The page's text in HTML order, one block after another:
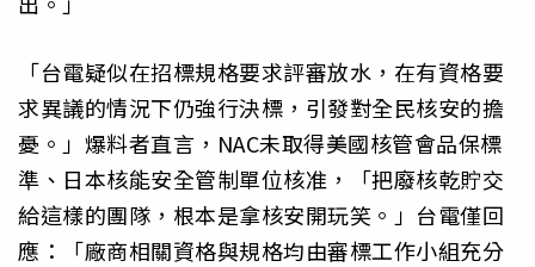
「台電疑似在招標規格要求評審放水，在有資格要
求異議的情況下仍強行決標，引發對全民核安的擔
憂。」爆料者直言，NAC未取得美國核管會品保標
準、日本核能安全管制單位核准，「把廢核乾貯交
給這樣的團隊，根本是拿核安開玩笑。」台電僅回
應：「廠商相關資格與規格均由審標工作小組充分